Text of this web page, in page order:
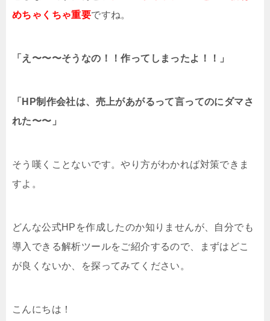
めちゃくちゃ重要ですね。
「え〜〜〜そうなの！！作ってしまったよ！！」
「HP制作会社は、売上があがるって言ってのにダマさ
れた〜〜」
そう嘆くことないです。やり方がわかれば対策できま
すよ。
どんな公式HPを作成したのか知りませんが、自分でも
導入できる解析ツールをご紹介するので、まずはどこ
が良くないか、を探ってみてください。
こんにちは！